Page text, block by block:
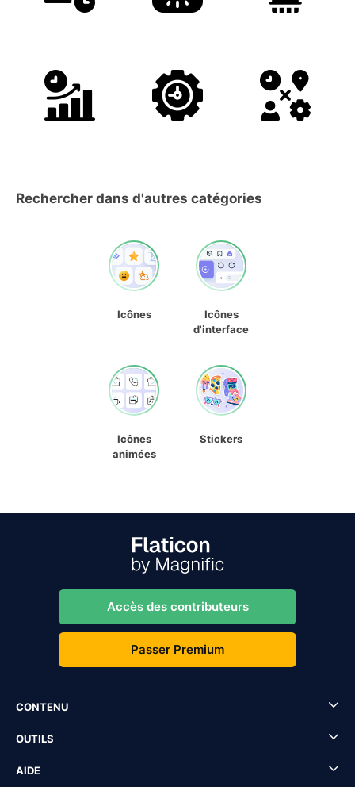
Rechercher dans d'autres catégories
Icônes
Icônes
d'interface
Icônes
animées
Stickers
Accès des contributeurs
Passer Premium
CONTENU
OUTILS
AIDE